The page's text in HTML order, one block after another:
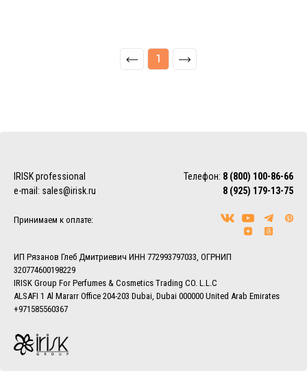
1
IRISK professional Телефон: 8 (800) 100-86-66
8 (925) 179-13-75
e-mail: sales@irisk.ru
Принимаем к оплате:
ИП Рязанов Глеб Дмитриевич ИНН 772993797033, ОГРНИП
320774600198229
IRISK Group For Perfumes & Cosmetics Trading CO. L.L.C
ALSAFI 1 Al Mararr Office 204-203 Dubai, Dubai 000000 United Arab Emirates
+971585560367